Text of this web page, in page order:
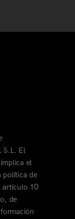
S.L. El
el
política de
artículo 10
de